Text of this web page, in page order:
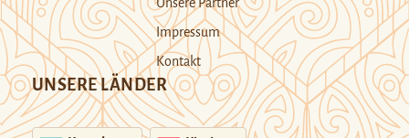
Unsere Partner
Impressum
Kontakt
UNSERE LÄNDER